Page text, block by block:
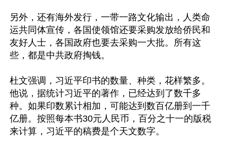
另外，还有海外发行，一带一路文化输出，人类命
运共同体宣传，各国使领馆还要采购发放给侨民和
友好人士，各国政府也要去采购一大批。所有这
些，都是中共政府掏钱。
杜文强调，习近平印书的数量、种类，花样繁多。
他说，据统计习近平的著作，已经达到了数千多
种。如果印数累计相加，可能达到数百亿册到一千
亿册。按照每本书30元人民币，百分之十一的版税
来计算，习近平的稿费是个天文数字。